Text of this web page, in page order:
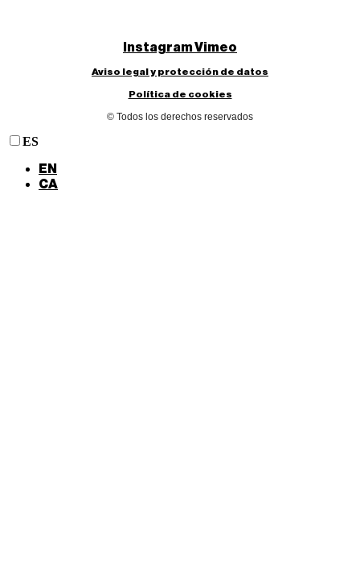
InstagramVimeo
Aviso legal y protección de datos
Política de cookies
© Todos los derechos reservados
ES
EN
CA